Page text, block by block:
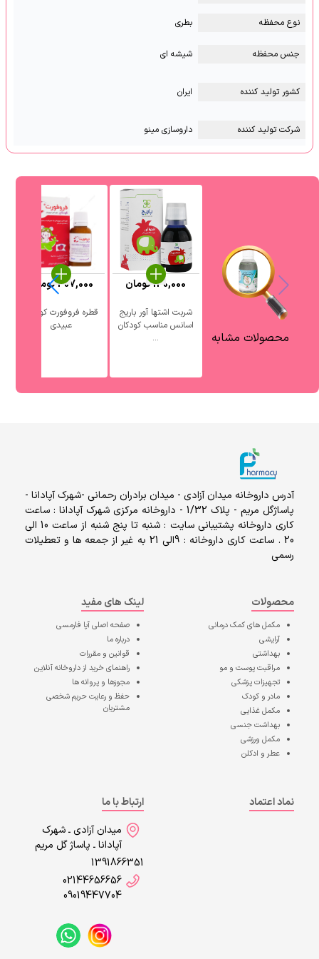
نوع محفظه بطری
جنس محفظه شیشه ای
کشور تولید کننده ایران
شرکت تولید کننده داروسازی مینو
محصولات مشابه
شربت اشتها آور باریج
اسانس مناسب کودکان
...
130,000تومان
قطره فروفورت کودکان
عبیدی
407,000تومان
آدرس داروخانه میدان آزادی - میدان برادران رحمانی -شهرک آپادانا -
پاساژگل مریم - پلاک 1/32 - داروخانه مرکزی شهرک آپادانا : ساعت
کاری داروخانه پشتیبانی سایت : شنبه تا پنج شنبه از ساعت 10 الی
20 . ساعت کاری داروخانه : 9الی 21 به غیر از جمعه ها و تعطیلات
رسمی
محصولات
مکمل های کمک درمانی
آرایشی
بهداشتی
مراقبت پوست و مو
تجهیزات پزشکی
مادر و کودک
مکمل غذایی
بهداشت جنسی
مکمل ورزشی
عطر و ادکلن
لینک های مفید
صفحه اصلیآپا فارمسی
درباره ما
قوانین و مقررات
راهنمای خرید از داروخانه آنلاین
مجوزها و پروانه ها
حفظ و رعایت حریم شخصی
مشتریان
نماد اعتماد
ارتباط با ما
میدان آزادی ـ شهرک
آپادانا ـ پاساژ گل مریم
1391866351
02144656656
09019447704